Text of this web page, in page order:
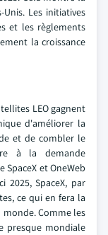
Les initiatives
et les règlements
la croissance
LEO gagnent
d'améliorer la
et de combler le
à la demande
et OneWeb
SpaceX, par
ce qui en fera la
Comme les
presque mondiale